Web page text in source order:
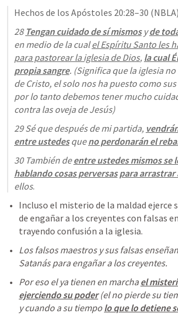
Hechos de los Apóstoles 20:28–30 (NBLA)
28 Tengan cuidado de sí mismos y de
en medio de la cual el Espíritu Santo les
para pastorear la iglesia de Dios, la cual
propia sangre. (Significa que la iglesia
de Cristo, el solo nos ha puesto como
por lo tanto debemos tener mucho
contra las oveja de Jesús)
29 Sé que después de mi partida,
entre ustedes que no perdonarán el
30 También de entre ustedes mismos se
hablando cosas perversas
ellos.
Incluso el misterio de la maldad ejerce
de engañar a los creyentes con falsas
trayendo confusión a la iglesia.
Los falsos maestros y sus falsas
Satanás para engañar a los creyentes.
Por eso el ya tienen en marcha el
ejerciendo su poder (el no pierde su
y cuando a su tiempo lo que lo detiene